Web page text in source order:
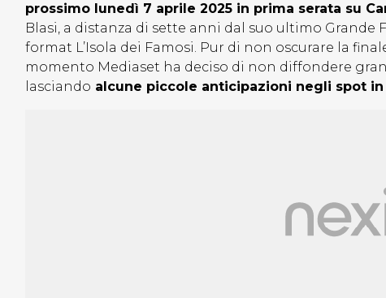
prossimo lunedì 7 aprile 2025 in prima serata su
Blasi, a distanza di sette anni dal suo ultimo Grande
format L’Isola dei Famosi. Pur di non oscurare la
momento Mediaset ha deciso di non diffondere
lasciando alcune piccole anticipazioni negli spot